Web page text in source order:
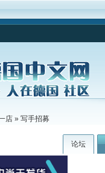
论坛
店» 写手招募